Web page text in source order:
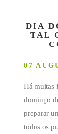
DIA
TAL
07
Há muitas
domingo
preparar
todos os